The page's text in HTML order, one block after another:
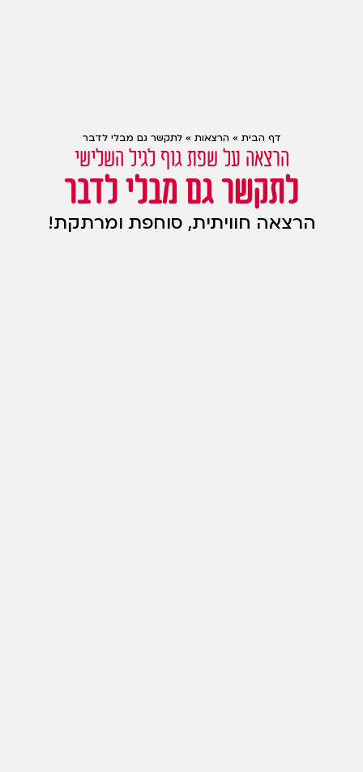
דף הבית » הרצאות »לתקשר גם מבלי לדבר
הרצאה על שפת גוף לגיל השלישי
לתקשר גם מבלי לדבר
הרצאה חוויתית, סוחפת ומרתקת!